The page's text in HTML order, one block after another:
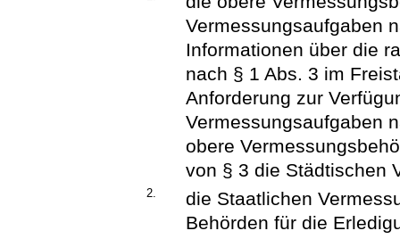
Vermessungsaufgaben
Informationen über die
nach § 1 Abs. 3 im
Anforderung zur
Vermessungsaufgaben
obere
von § 3 die Städtischen
2.
die Staatlichen
Behörden für die